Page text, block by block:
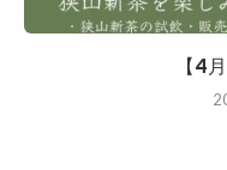
【4